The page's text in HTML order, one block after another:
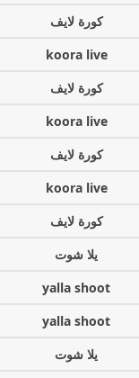
كورة لايف
koora live
كورة لايف
koora live
كورة لايف
koora live
كورة لايف
يلا شوت
yalla shoot
yalla shoot
يلا شوت